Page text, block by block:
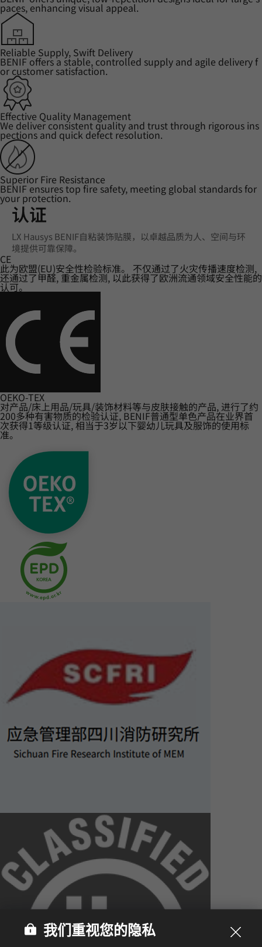
paces, enhancing visual appeal.
Reliable Supply, Swift Delivery
BENIF offers a stable, controlled supply and agile delivery f
or customer satisfaction.
Effective Quality Management
We deliver consistent quality and trust through rigorous ins
pections and quick defect resolution.
Superior Fire Resistance
BENIF ensures top fire safety, meeting global standards for
your protection.
认证
LX Hausys BENIF自粘装饰贴膜，以卓越品质为人、空间与环
境提供可靠保障。
CE
此为欧盟(EU)安全性检验标准。 不仅通过了火灾传播速度检测,
还通过了甲醛, 重金属检测, 以此获得了欧洲流通领域安全性能的
认可。
OEKO-TEX
对产品/床上用品/玩具/装饰材料等与皮肤接触的产品, 进行了约
200多种有害物质的检验认证, BENIF普通型单色产品在业界首
次获得1等级认证, 相当于3岁以下婴幼儿玩具及服饰的使用标
准。
我们重视您的隐私